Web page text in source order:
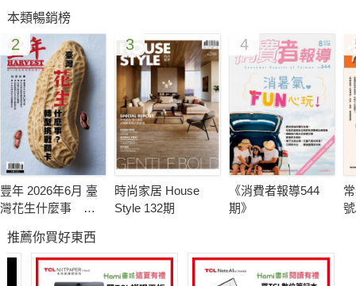
本類暢銷榜
2
豐年 2026年6月 臺
灣花生什麼事 轉
3
時尚家居 House
Style 132期
4
《消費者報導544
期》
推薦你買好東西